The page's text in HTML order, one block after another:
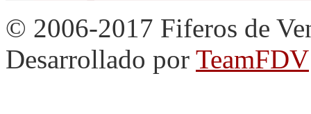
© 2006-2017 Fiferos de
Desarrollado por TeamFDV